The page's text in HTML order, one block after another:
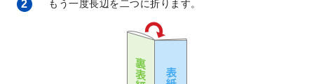
2 もう一度長辺を二つに折ります。